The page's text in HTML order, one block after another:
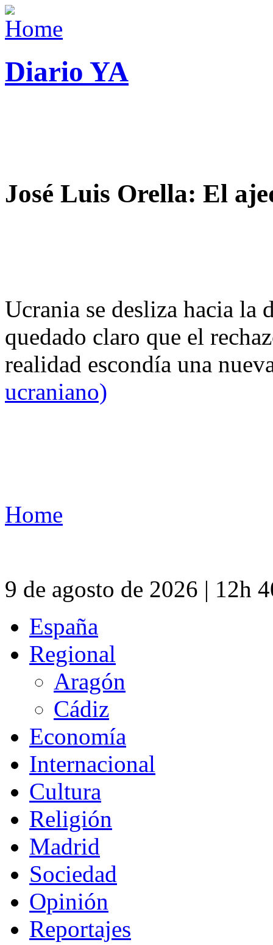
Diario YA
José Luis Orella: El
Ucrania se desliza hacia
quedado claro que el
realidad escondía una
ucraniano)
Home
9 de agosto de 2026 | 12h
España
Regional
Aragón
Cádiz
Economía
Internacional
Cultura
Religión
Madrid
Sociedad
Opinión
Reportajes